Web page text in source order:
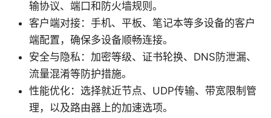
输协议、端口和防火墙规则。
客户端对接：手机、平板、笔记本等多设备的客户
端配置，确保多设备顺畅连接。
安全与隐私：加密等级、证书轮换、DNS防泄漏、
流量混淆等防护措施。
性能优化：选择就近节点、UDP传输、带宽限制管
理，以及路由器上的加速选项。